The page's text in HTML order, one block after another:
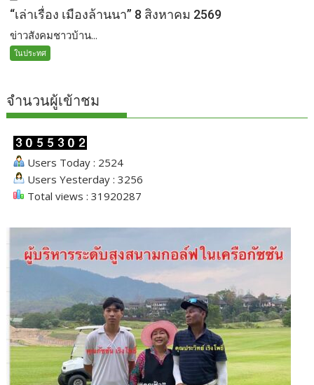
“เล่าเรื่อง เมืองล้านนา” 8 สิงหาคม 2569
ข่าวสังคมชาวบ้าน...
ในประทศ
จำนวนผู้เข้าชม
Users Today : 2524
Users Yesterday : 3256
Total views : 31920287